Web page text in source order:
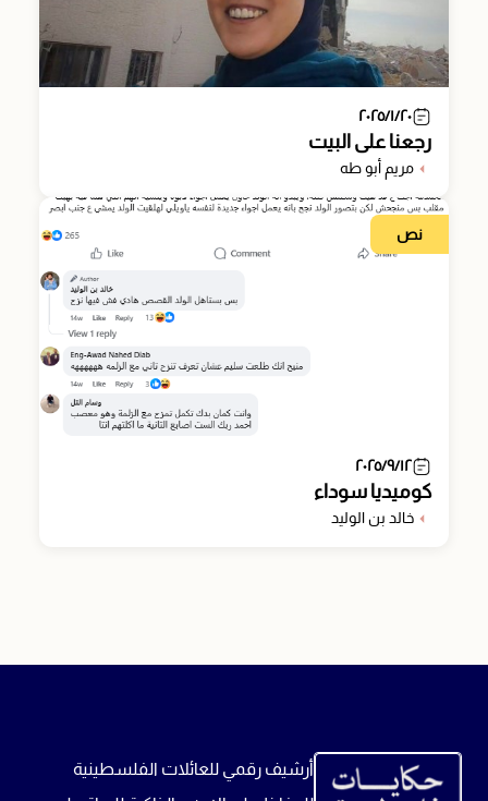
٢٠٢٥/١/٢٠
رجعنا على البيت
مريم أبو طه
نص
٢٠٢٥/٩/١٢
كوميديا سوداء
خالد بن الوليد
أرشيف رقمي للعائلات الفلسطينية